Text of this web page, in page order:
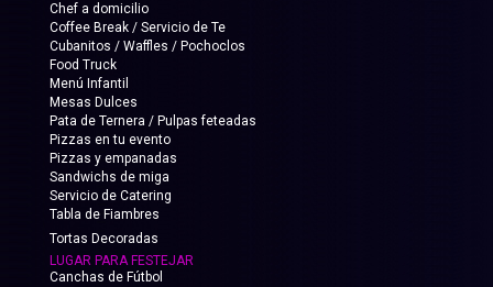
Chef a domicilio
Coffee Break / Servicio de Te
Cubanitos / Waffles / Pochoclos
Food Truck
Menú Infantil
Mesas Dulces
Pata de Ternera / Pulpas feteadas
Pizzas en tu evento
Pizzas y empanadas
Sandwichs de miga
Servicio de Catering
Tabla de Fiambres
Tortas Decoradas
LUGAR PARA FESTEJAR
Canchas de Fútbol